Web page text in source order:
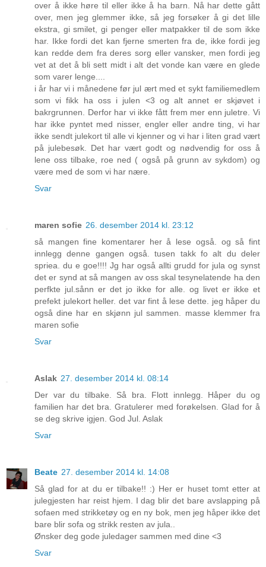
over å ikke høre til eller ikke å ha barn. Nå har dette gått
over, men jeg glemmer ikke, så jeg forsøker å gi det lille
ekstra, gi smilet, gi penger eller matpakker til de som ikke
har. Ikke fordi det kan fjerne smerten fra de, ikke fordi jeg
kan redde dem fra deres sorg eller vansker, men fordi jeg
vet at det å bli sett midt i alt det vonde kan være en glede
som varer lenge....
i år har vi i månedene før jul ært med et sykt familiemedlem
som vi fikk ha oss i julen <3 og alt annet er skjøvet i
bakrgrunnen. Derfor har vi ikke fått frem mer enn juletre. Vi
har ikke pyntet med nisser, engler eller andre ting, vi har
ikke sendt julekort til alle vi kjenner og vi har i liten grad vært
på julebesøk. Det har vært godt og nødvendig for oss å
lene oss tilbake, roe ned ( også på grunn av sykdom) og
være med de som vi har nære.
Svar
maren sofie 26. desember 2014 kl. 23:12
så mangen fine komentarer her å lese også. og så fint
innlegg denne gangen også. tusen takk fo alt du deler
spriea. du e goe!!!! Jg har også allti grudd for jula og synst
det er synd at så mangen av oss skal tesynelatende ha den
perfkte jul.sånn er det jo ikke for alle. og livet er ikke et
prefekt julekort heller. det var fint å lese dette. jeg håper du
også dine har en skjønn jul sammen. masse klemmer fra
maren sofie
Svar
Aslak 27. desember 2014 kl. 08:14
Der var du tilbake. Så bra. Flott innlegg. Håper du og
familien har det bra. Gratulerer med forøkelsen. Glad for å
se deg skrive igjen. God Jul. Aslak
Svar
Beate 27. desember 2014 kl. 14:08
Så glad for at du er tilbake!! :) Her er huset tomt etter at
julegjesten har reist hjem. I dag blir det bare avslapping på
sofaen med strikketøy og en ny bok, men jeg håper ikke det
bare blir sofa og strikk resten av jula..
Ønsker deg gode juledager sammen med dine <3
Svar